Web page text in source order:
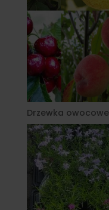
Drzewka owocowe